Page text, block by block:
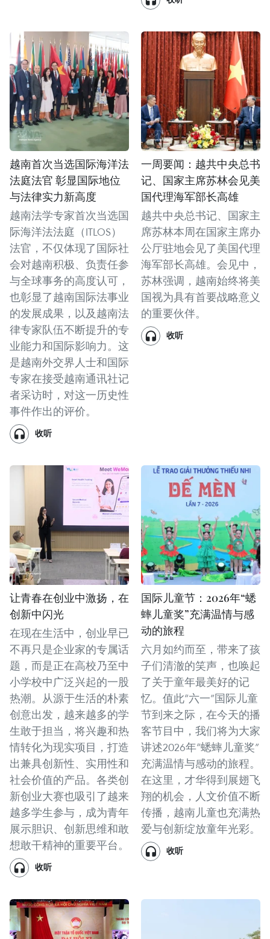
越南首次当选国际海洋法
法庭法官 彰显国际地位
与法律实力新高度
越南法学专家首次当选国
际海洋法法庭（ITLOS）
法官，不仅体现了国际社
会对越南积极、负责任参
与全球事务的高度认可，
也彰显了越南国际法事业
的发展成果，以及越南法
律专家队伍不断提升的专
业能力和国际影响力。这
是越南外交界人士和国际
专家在接受越南通讯社记
者采访时，对这一历史性
事件作出的评价。
收听
一周要闻：越共中央总书
记、国家主席苏林会见美
国代理海军部长高雄
越共中央总书记、国家主
席苏林本周在国家主席办
公厅驻地会见了美国代理
海军部长高雄。会见中，
苏林强调，越南始终将美
国视为具有首要战略意义
的重要伙伴。
收听
让青春在创业中激扬，在
创新中闪光
在现在生活中，创业早已
不再只是企业家的专属话
题，而是正在高校乃至中
小学校中广泛兴起的一股
热潮。从源于生活的朴素
创意出发，越来越多的学
生敢于担当，将兴趣和热
情转化为现实项目，打造
出兼具创新性、实用性和
社会价值的产品。各类创
新创业大赛也吸引了越来
越多学生参与，成为青年
展示胆识、创新思维和敢
想敢干精神的重要平台。
收听
国际儿童节：2026年“蟋
蟀儿童奖”充满温情与感
动的旅程
六月如约而至，带来了孩
子们清澈的笑声，也唤起
了关于童年最美好的记
忆。值此“六一”国际儿童
节到来之际，在今天的播
客节目中，我们将为大家
讲述2026年“蟋蟀儿童奖”
充满温情与感动的旅程。
在这里，才华得到展翅飞
翔的机会，人文价值不断
传播，越南儿童也充满热
爱与创新绽放童年光彩。
收听